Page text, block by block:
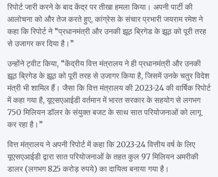
रिपोर्ट जारी करने के बाद केंद्र पर तीखा हमला किया। अपनी पार्टी की
आलोचना को और तेज करते हुए, कांग्रेस के संचार प्रभारी जयराम रमेश ने
कहा कि रिपोर्ट ने “प्रधानमंत्री और उनकी झूठ ब्रिगेड के झूठ को पूरी तरह
से उजागर कर दिया है।”
उन्होंने ट्वीट किया, “केंद्रीय वित्त मंत्रालय ने ही प्रधानमंत्री और उनकी
झूठ ब्रिगेड के झूठ को पूरी तरह से उजागर किया है, जिसमें उनके चतुर विदेश
मंत्री भी शामिल हैं। जैसा कि वित्त मंत्रालय की 2023-24 की वार्षिक रिपोर्ट
में कहा गया है, यूएसएआईडी वर्तमान में भारत सरकार के सहयोग से लगभग
750 मिलियन डॉलर के संयुक्त बजट के साथ सात परियोजनाओं को लागू
कर रहा है।”
वित्त मंत्रालय ने अपनी रिपोर्ट में कहा कि 2023-24 वित्तीय वर्ष के लिए
यूएसएआईडी द्वारा सात परियोजनाओं के तहत कुल 97 मिलियन अमरीकी
डालर (लगभग 825 करोड़ रुपये) का दायित्व बनाया गया है।